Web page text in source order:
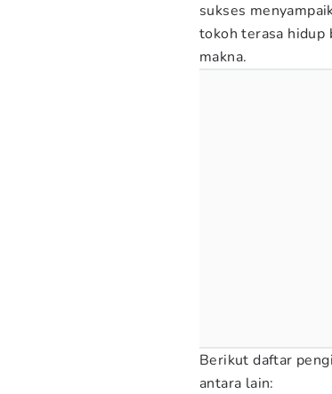
sukses
tokoh terasa hidup
makna.
Berikut daftar
antara lain: